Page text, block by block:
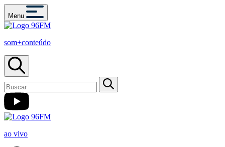
Menu
som+conteúdo
ao vivo